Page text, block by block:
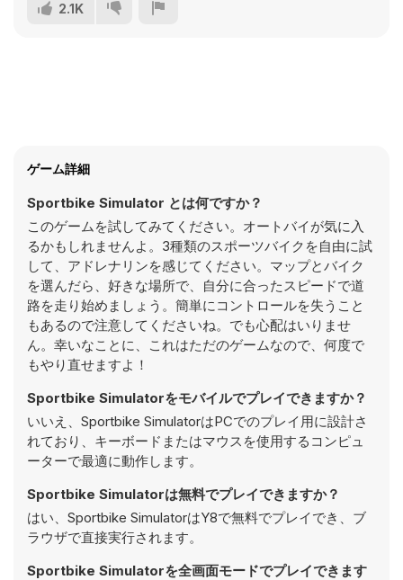
2.1K
ゲーム詳細
Sportbike Simulator とは何ですか？
このゲームを試してみてください。オートバイが気に入
るかもしれませんよ。3種類のスポーツバイクを自由に試
して、アドレナリンを感じてください。マップとバイク
を選んだら、好きな場所で、自分に合ったスピードで道
路を走り始めましょう。簡単にコントロールを失うこと
もあるので注意してくださいね。でも心配はいりませ
ん。幸いなことに、これはただのゲームなので、何度で
もやり直せますよ！
Sportbike Simulatorをモバイルでプレイできますか？
いいえ、Sportbike SimulatorはPCでのプレイ用に設計さ
れており、キーボードまたはマウスを使用するコンピュ
ーターで最適に動作します。
Sportbike Simulatorは無料でプレイできますか？
はい、Sportbike SimulatorはY8で無料でプレイでき、ブ
ラウザで直接実行されます。
Sportbike Simulatorを全画面モードでプレイできます